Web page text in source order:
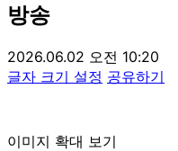
방송
2026.06.02 오전 10:20
글자 크기 설정 공유하기
이미지 확대 보기